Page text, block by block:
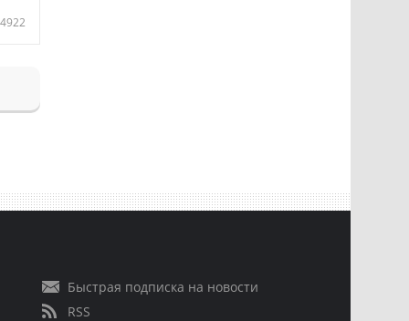
4922
Быстрая подписка на новости
RSS